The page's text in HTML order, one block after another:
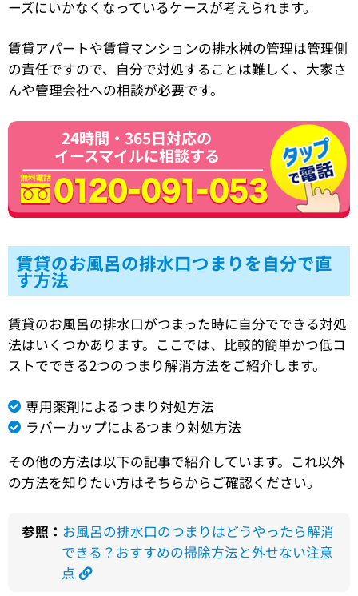
ーズにいかなくなっているケースが考えられます。
賃貸アパートや賃貸マンションの排水桝の管理は管理側
の責任ですので、自分で対処することは難しく、大家さ
んや管理会社への相談が必要です。
24時間・365日対応の
イースマイルに相談する
賃貸のお風呂の排水口つまりを自分で直
す方法
賃貸のお風呂の排水口がつまった時に自分でできる対処
法はいくつかあります。ここでは、比較的簡単かつ低コ
ストでできる2つのつまり解消方法をご紹介します。
専用薬剤によるつまり対処方法
ラバーカップによるつまり対処方法
その他の方法は以下の記事で紹介しています。これ以外
の方法を知りたい方はそちらからご確認ください。
参照： お風呂の排水口のつまりはどうやったら解消
できる？おすすめの掃除方法と外せない注意
点